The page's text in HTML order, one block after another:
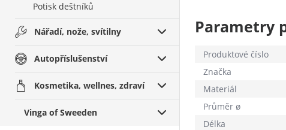
Potisk deštníků
Nářadí, nože, svítilny
Autopříslušenství
Kosmetika, wellnes, zdraví
Vinga of Sweeden
Parametry
Produktové číslo
Značka
Materiál
Průměr ø
Délka